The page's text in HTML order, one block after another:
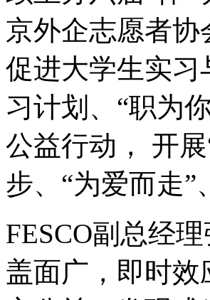
京外企志愿者
促进大学生实习
习计划、“职为
公益行动， 开
步、“为爱而走”
FESCO副总经
盖面广，即时